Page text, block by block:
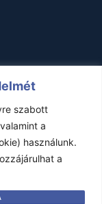
szabott
a
használunk.
a